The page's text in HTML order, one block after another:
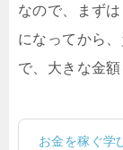
なので、まず
になってから
で、大きな金
お金を稼ぐ学